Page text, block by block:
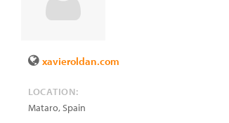
xavieroldan.com
LOCATION:
Mataro,Spain